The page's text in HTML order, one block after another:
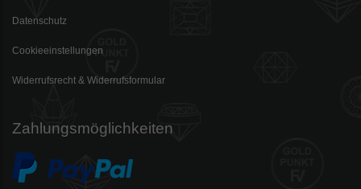
Datenschutz
Cookieeinstellungen
Widerrufsrecht & Widerrufsformular
Zahlungsmöglichkeiten